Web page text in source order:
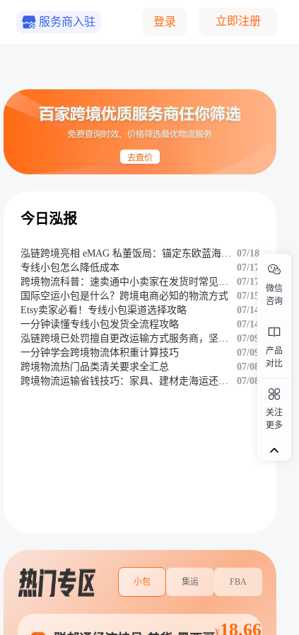
服务商入驻 登录 立即注册
今日泓报
泓链跨境亮相 eMAG 私董饭局：锚定东欧蓝海，共辟掘金新航道 07/18
专线小包怎么降低成本
07/17
跨境物流科普：速卖通中小卖家在发货时常见的难题
07/17
国际空运小包是什么？跨境电商必知的物流方式
07/15
Etsy卖家必看！专线小包渠道选择攻略
07/14
一分钟读懂专线小包发货全流程攻略
07/14
泓链跨境已处罚擅自更改运输方式服务商，坚决维护客户权益
07/09
一分钟学会跨境物流体积重计算技巧
07/09
跨境物流热门品类清关要求全汇总
07/08
跨境物流运输省钱技巧：家具、建材走海运还是铁路
07/08
小包 集运 FBA
¥18.66
微信
咨询
产品
对比
关注
更多